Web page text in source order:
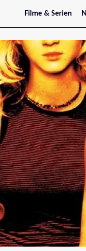
Filme & Serien
Trailer
Filmarchiv
Serienarchiv